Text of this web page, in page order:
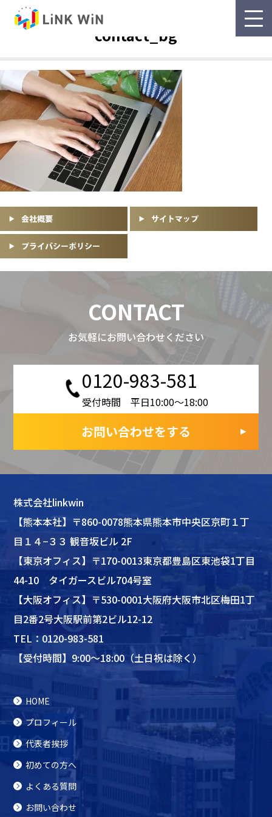
contact_bg
CONTACT
お気軽にお問い合わせください
0120-983-581
受付時間 平日10:00〜18:00
お問い合わせをする
株式会社linkwin
【熊本本社】〒860-0078熊本県熊本市中央区京町１丁
目１４−３３ 観音坂ビル 2F
【東京オフィス】〒170-0013東京都豊島区東池袋1丁目
44-10 タイガースビル704号室
【大阪オフィス】〒530-0001大阪府大阪市北区梅田1丁
目2番2号大阪駅前第2ビル12-12
TEL： 0120-983-581
【受付時間】9:00～18:00（土日祝は除く）
HOME
プロフィール
代表者挨拶
初めての方へ
よくある質問
お問い合わせ